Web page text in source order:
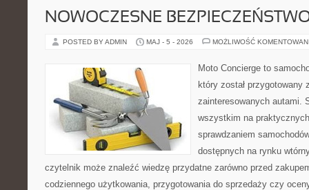
NOWOCZESNE
POSTED BY ADMIN MAJ - 5 - 2026 MOŻLIWOŚĆ
Moto Concierge to
który został przygotowany
zainteresowanych autami.
wszystkim na
sprawdzaniem
dostępnych na rynku
czytelnik może znaleźć wiedzę przydatne zarówno przed
codziennego użytkowania, przygotowania do sprzedaży czy